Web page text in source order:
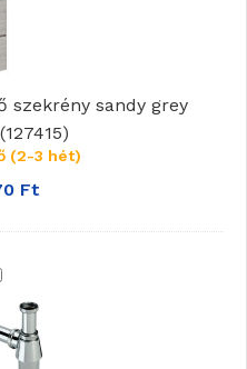
szekrény sandy grey
(2-3 hét)
Ft